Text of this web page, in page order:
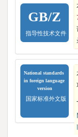
GB/Z
指导性技术文件
National standards
in foreign language
version
国家标准外文版